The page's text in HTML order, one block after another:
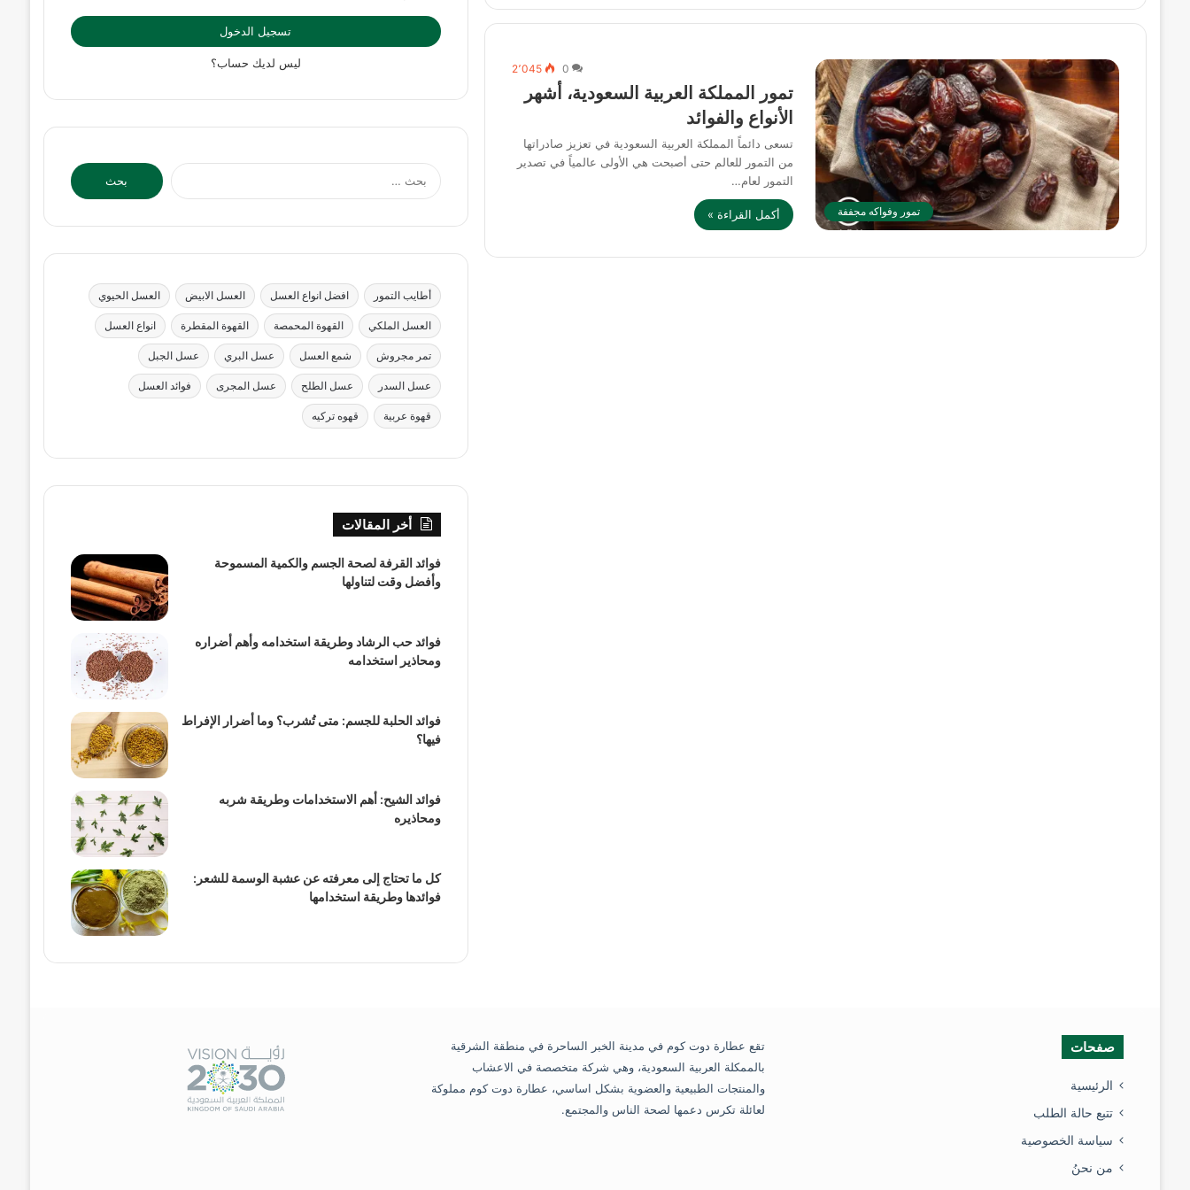
تمور وفواكه مجففة
0 2٬045
تمور المملكة العربية السعودية، أشهر
الأنواع والفوائد
تسعى دائماً المملكة العربية السعودية في تعزيز صادراتها
من التمور للعالم حتى أصبحت هي الأولى عالمياً في تصدير
التمور لعام…
أكمل القراءة »
تسجيل الدخول
ليس لديك حساب؟
البحث
عن:
أطايب التمور افضل انواع العسل العسل الابيض العسل الحيوي
العسل الملكي القهوة المحمصة القهوة المقطرة انواع العسل
تمر مجروش شمع العسل عسل البري عسل الجبل
عسل السدر عسل الطلح عسل المجرى فوائد العسل
قهوة عربية قهوه تركيه
أخر المقالات
فوائد القرفة لصحة الجسم والكمية المسموحة
وأفضل وقت لتناولها
فوائد حب الرشاد وطريقة استخدامه وأهم أضراره
ومحاذير استخدامه
فوائد الحلبة للجسم: متى تُشرب؟ وما أضرار الإفراط
فيها؟
فوائد الشيح: أهم الاستخدامات وطريقة شربه
ومحاذيره
كل ما تحتاج إلى معرفته عن عشبة الوسمة للشعر:
فوائدها وطريقة استخدامها
صفحات
الرئيسية
تتبع حالة الطلب
سياسة الخصوصية
من نحنُ
تقع عطارة دوت كوم في مدينة الخبر الساحرة في منطقة الشرقية
بالممكلة العربية السعودية، وهي شركة متخصصة في الاعشاب
والمنتجات الطبيعية والعضوية بشكل اساسي، عطارة دوت كوم مملوكة
لعائلة تكرس دعمها لصحة الناس والمجتمع.